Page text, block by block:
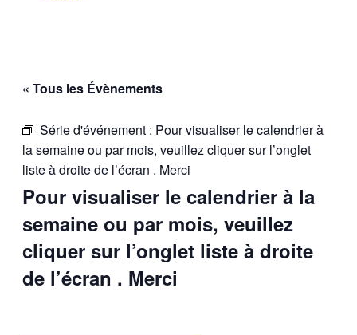
« Tous les Évènements
Série d'événement : Pour visualiser le calendrier à
la semaine ou par mois, veuillez cliquer sur l’onglet
liste à droite de l’écran . Merci
Pour visualiser le calendrier à la
semaine ou par mois, veuillez
cliquer sur l’onglet liste à droite
de l’écran . Merci